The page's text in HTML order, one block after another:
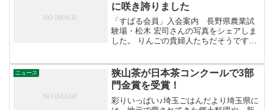
に咲き誇りました
「すばる会員」入会案内 長野県農業試
験場・松木 宏司さんの写真をシェアしま
した。 りんごの貴婦人たちだそうです。
れています。
ニュース
狭山茶が日本茶コンクールで3部
門金賞を受賞！
彩りいっぱい♪埼玉ごはんだより埼玉県に